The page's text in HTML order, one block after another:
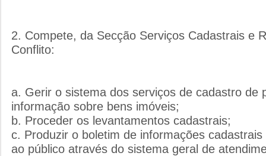
2. Compete, da Secção Serviços Cadastrais e
Conflito:
a. Gerir o sistema dos serviços de cadastro de
informação sobre bens imóveis;
b. Proceder os levantamentos cadastrais;
c. Produzir o boletim de informações
ao público através do sistema geral de